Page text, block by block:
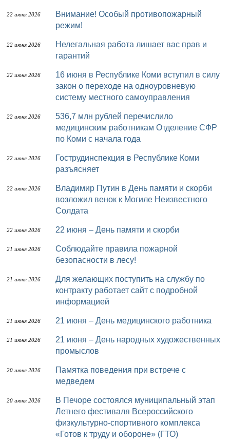
22 июня 2026
Внимание! Особый противопожарный
режим!
22 июня 2026
Нелегальная работа лишает вас прав и
гарантий
22 июня 2026
16 июня в Республике Коми вступил в силу
закон о переходе на одноуровневую
систему местного самоуправления
22 июня 2026
536,7 млн рублей перечислило
медицинским работникам Отделение СФР
по Коми с начала года
22 июня 2026
Гострудинспекция в Республике Коми
разъясняет
22 июня 2026
Владимир Путин в День памяти и скорби
возложил венок к Могиле Неизвестного
Солдата
22 июня 2026 22 июня – День памяти и скорби
21 июня 2026
Соблюдайте правила пожарной
безопасности в лесу!
21 июня 2026
Для желающих поступить на службу по
контракту работает сайт с подробной
информацией
21 июня 2026 21 июня – День медицинского работника
21 июня 2026
21 июня – День народных художественных
промыслов
20 июня 2026
Памятка поведения при встрече с
медведем
20 июня 2026
В Печоре состоялся муниципальный этап
Летнего фестиваля Всероссийского
физкультурно-спортивного комплекса
«Готов к труду и обороне» (ГТО)